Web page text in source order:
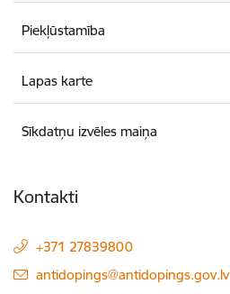
Piekļūstamība
Lapas karte
Sīkdatņu izvēles maiņa
Kontakti
+371 27839800
E-pasts:
antidopings@antidopings.gov.lv